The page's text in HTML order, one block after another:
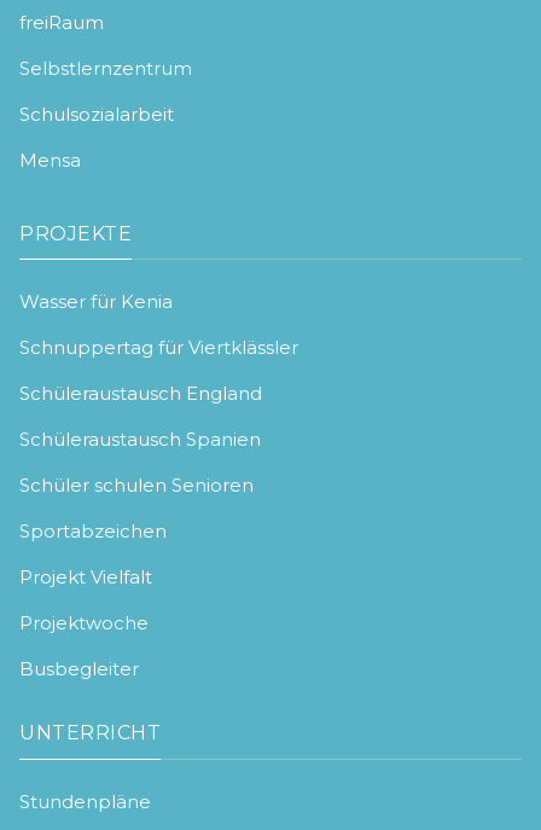
freiRaum
Selbstlernzentrum
Schulsozialarbeit
Mensa
PROJEKTE
Wasser für Kenia
Schnuppertag für Viertklässler
Schüleraustausch England
Schüleraustausch Spanien
Schüler schulen Senioren
Sportabzeichen
Projekt Vielfalt
Projektwoche
Busbegleiter
UNTERRICHT
Stundenpläne